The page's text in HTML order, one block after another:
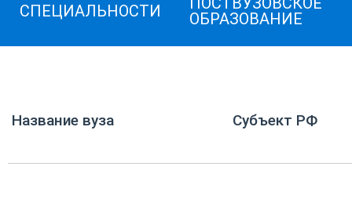
СПЕЦИАЛЬНОСТИ
ОБРАЗОВАНИЕ
Название вуза Субъект РФ